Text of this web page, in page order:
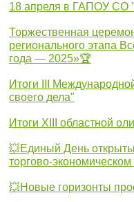
18 апреля в ГАПОУ СО
Торжественная
регионального этапа
года — 2025»🏆
Итоги III
своего дела"
Итоги XIII областной
💥Единый День
торгово-
💥Новые горизонты